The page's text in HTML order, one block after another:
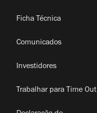
Ficha Técnica
Comunicados
Investidores
Trabalhar para Time Out